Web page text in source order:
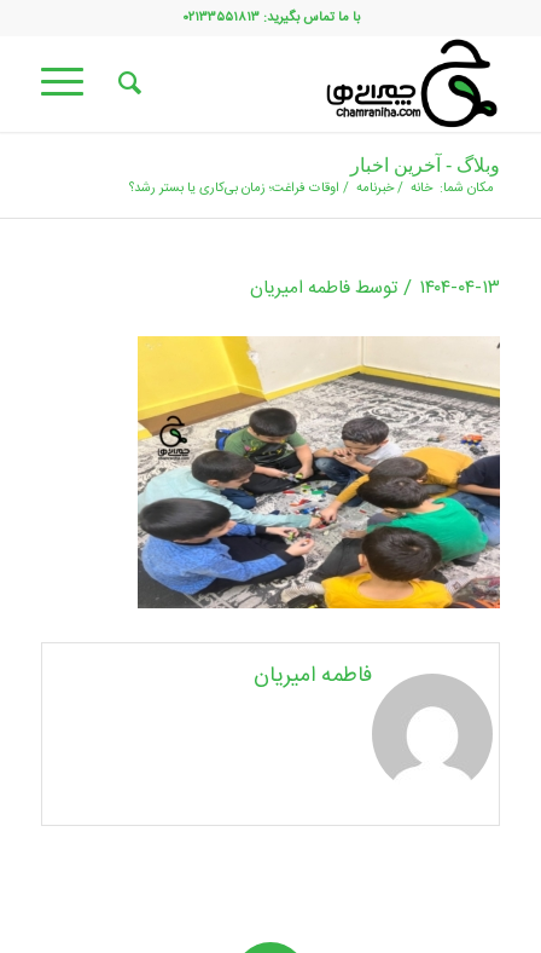
با ما تماس بگیرید: ۰۲۱۳۳۵۵۱۸۱۳
وبلاگ - آخرین اخبار
مکان شما: خانه /خبرنامه / اوقات فراغت؛ زمان بی‌کاری یا بستر رشد؟
۱۴۰۴-۰۴-۱۳ / توسطفاطمه امیریان
فاطمه امیریان